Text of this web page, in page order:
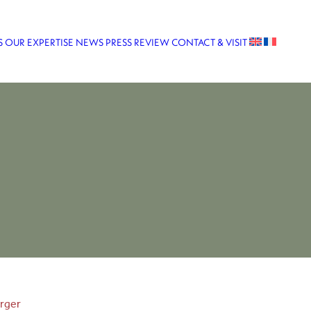
OUR EXPERTISE NEWS PRESS REVIEWCONTACT & VISIT